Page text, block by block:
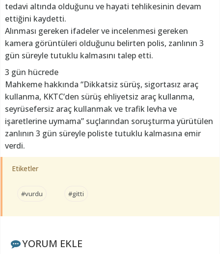
tedavi altında olduğunu ve hayati tehlikesinin devam
ettiğini kaydetti.
Alınması gereken ifadeler ve incelenmesi gereken
kamera görüntüleri olduğunu belirten polis, zanlının 3
gün süreyle tutuklu kalmasını talep etti.
3 gün hücrede
Mahkeme hakkında “Dikkatsiz sürüş, sigortasız araç
kullanma, KKTC’den sürüş ehliyetsiz araç kullanma,
seyrüsefersiz araç kullanmak ve trafik levha ve
işaretlerine uymama” suçlarından soruşturma yürütülen
zanlının 3 gün süreyle poliste tutuklu kalmasına emir
verdi.
Etiketler
#vurdu #gitti
YORUM EKLE